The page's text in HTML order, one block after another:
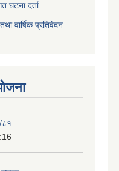
घटना दर्ता
वार्षिक प्रतिवेदन
८१